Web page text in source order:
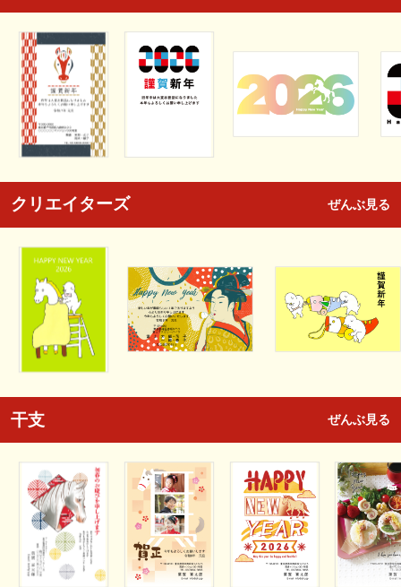
クリエイターズ ぜんぶ見る
干支 ぜんぶ見る